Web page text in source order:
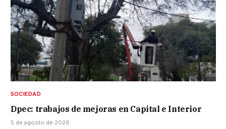
SOCIEDAD
Dpec: trabajos de mejoras en Capital e Interior
5 de agosto de 2026